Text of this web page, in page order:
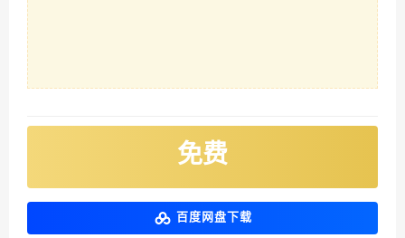
免费
百度网盘下载